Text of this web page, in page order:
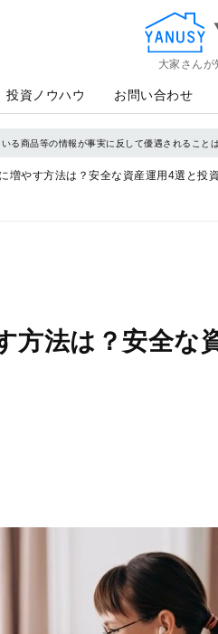
大家さん
投資ノウハウ お問い合わせ
る商品等の情報が事実に反して優遇されることは
増やす方法は？安全な資産運用4選と投
方法は？安全な